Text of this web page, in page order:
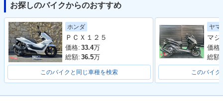
2022年 NMAX AB
S・カラーチェンジ
2021年 NMAX AB
S・フルモデルチェ
ンジ
2021年 NMAX ABS
お探しのバイクからのおすすめ
ホンダ
ＰＣＸ１２５
価格: 33.4万
総額: 36.5万
このバイクと同じ車種を検索
ヤマ
価格:
総額:
このバイ